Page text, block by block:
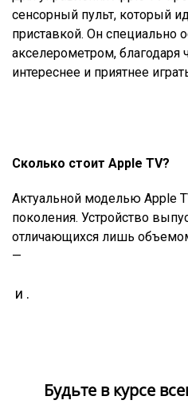
сенсорный пульт, который
приставкой. Он специально
акселерометром, благодаря
интереснее и приятнее
Сколько стоит Apple TV?
Актуальной моделью Apple
поколения. Устройство
отличающихся лишь
—
и .
Будьте в курсе